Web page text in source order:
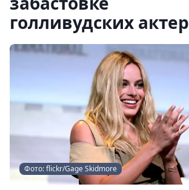
голливудских
Фото: flickr/Gage Skidmore